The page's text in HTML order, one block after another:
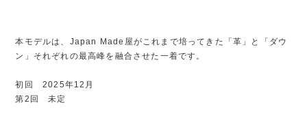
本モデルは、Japan Made屋がこれまで培ってきた「革」と「ダウ
ン」それぞれの最高峰を融合させた一着です。
初回 2025年12月
第2回 未定